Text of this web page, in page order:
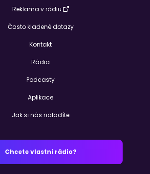
Reklama v rádiu
Často kladené dotazy
Kontakt
Rádia
Podcasty
Aplikace
Jak si nás naladíte
Chcete vlastní rádio?